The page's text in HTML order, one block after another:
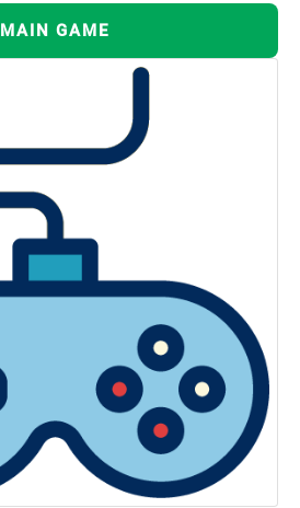
MAIN GAME